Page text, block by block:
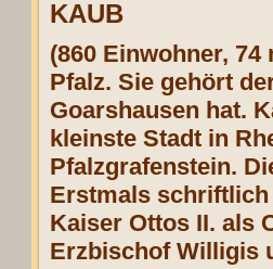
KAUB
(860 Einwohner,
Pfalz. Sie gehört
Goarshausen hat.
kleinste Stadt in
Pfalzgrafenstein.
Erstmals schriftlich
Kaiser Ottos II. als
Erzbischof Willigis